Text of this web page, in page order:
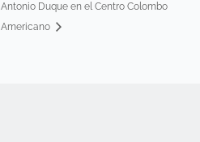
Antonio Duque en el Centro Colombo
Americano